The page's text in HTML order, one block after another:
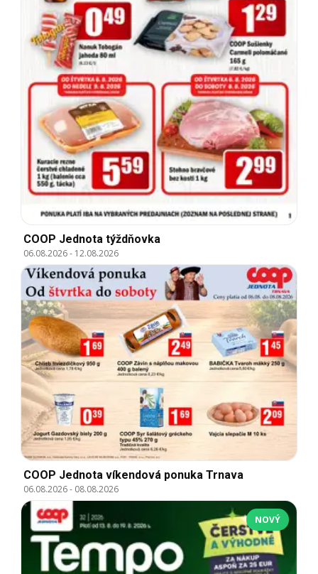
COOP Jednota týždňovka
06.08.2026- 12.08.2026
COOP Jednota víkendová ponuka Trnava
06.08.2026- 08.08.2026
NOVÝ